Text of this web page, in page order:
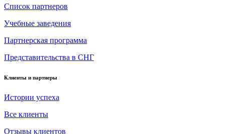
Список партнеров
Учебные заведения
Партнерская программа
Представительства в СНГ
Клиенты и партнеры
Истории успеха
Все клиенты
Отзывы клиентов